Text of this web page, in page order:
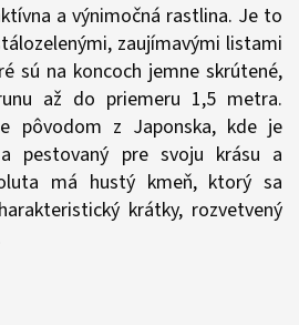
a výnimočná rastlina. Je to
zaujímavými listami
sú na koncoch jemne skrútené,
až do priemeru 1,5 metra.
pôvodom z Japonska, kde je
pestovaný pre svoju krásu a
má hustý kmeň, ktorý sa
krátky, rozvetvený